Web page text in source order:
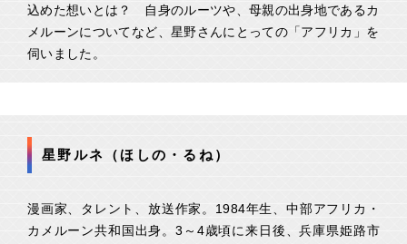
込めた想いとは？ 自身のルーツや、母親の出身地であるカ
メルーンについてなど、星野さんにとっての「アフリカ」を
伺いました。
星野ルネ（ほしの・るね）
漫画家、タレント、放送作家。1984年生、中部アフリカ・
カメルーン共和国出身。3～4歳頃に来日後、兵庫県姫路市